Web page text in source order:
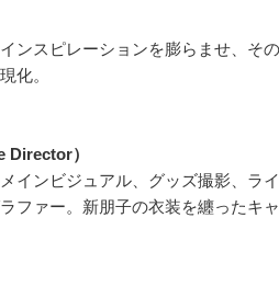
ンスピレーションを膨らませ、そ
化。
Director）
インビジュアル、グッズ撮影、ラ
ファー。新朋子の衣装を纏ったキ